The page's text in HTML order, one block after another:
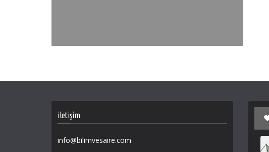
iletişim
info@bilimvesaire.com